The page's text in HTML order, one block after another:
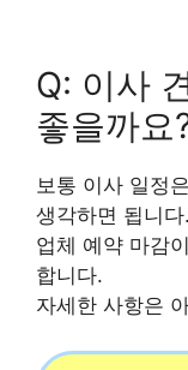
Q: 이사
좋을까요
보통 이사 일정
생각하면 됩니
업체 예약 마감
합니다.
자세한 사항은